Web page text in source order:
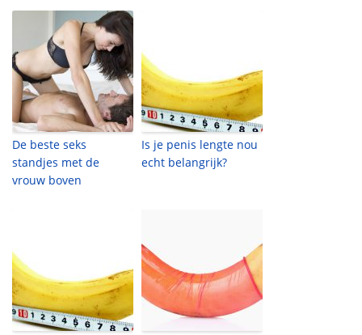
De beste seks
standjes met de
vrouw boven
Is je penis lengte nou
echt belangrijk?